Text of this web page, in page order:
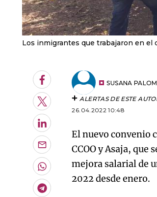
Los inmigrantes que trabajaron en el
Facebook
Twitter
LinkedIn
Enviar
por
Email
Whatsapp
Telegram
SUSANA
ALERTAS DE ESTE
26.04.2022 10:48
El nuevo convenio
CCOO y Asaja, que
mejora salarial de
2022 desde enero.